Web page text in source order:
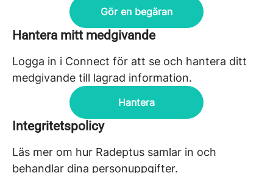
Gör en begäran
Hantera mitt medgivande
Logga in i Connect för att se och hantera ditt
medgivande till lagrad information.
Hantera
Integritetspolicy
Läs mer om hur Radeptus samlar in och
behandlar dina personuppgifter.